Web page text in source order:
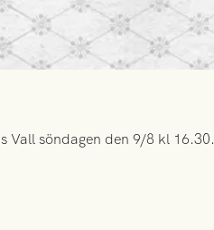
Vall söndagen den 9/8 kl 16.30.